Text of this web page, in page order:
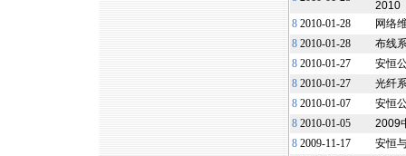
2010
8 2010-01-28
网络
8 2010-01-28
布线
8 2010-01-27
安恒
8 2010-01-27
光纤
8 2010-01-07
安恒
8 2010-01-05
2009
8 2009-11-17
安恒